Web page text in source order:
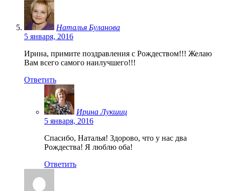
Наталья Буланова
5 января, 2016
Ирина, примите поздравления с Рождеством!!! Желаю
Вам всего самого наилучшего!!!
Ответить
Ирина Лукшиц
5 января, 2016
Спасибо, Наталья! Здорово, что у нас два
Рождества! Я люблю оба!
Ответить